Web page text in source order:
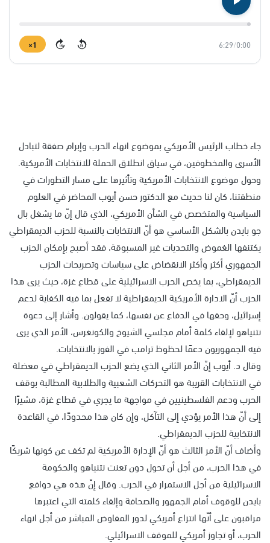
0:00
/
6:29
15
15
1×
جاء خطاب الرئيس الأمريكي بموضوع انهاء الحرب وإبرام صفقة لتبادل
الأسرى والمخطوفين، في سياق انطلاق الحملة للانتخابات الأمريكية.
وحول موضوع الانتخابات الأمريكية وتأثيرها على مسار التطورات في
منطقتنا، كان لنا حديث مع الدكتور حسن أيوب المحاضر في العلوم
السياسية والمتخصص في الشأن الأمريكي، الذي قال إنّ ما يشغل بال
جو بايدن بالشكل الأساسي هو أنّ الانتخابات بالنسبة للحزب الديمقراطي
يكتنفها الغموض والتحديات غير المسبوقة، فقد أصبح بإمكان الحزب
الجمهوري أكثر وأكثر الانقضاض على سياسات وتصريحات الحزب
الديمقراطي، بما يخص الحرب الاسرائيلية على قطاع غزة، حيث يرى هذا
الحزب أنّ الادارة الأمريكية الديمقراطية لا تفعل بما فيه الكفاية لدعم
إسرائيل، وحقها في الدفاع عن نفسها، كما يقولون. وأشار إلى دعوة
نتنياهو لإلقاء كلمة أمام مجلسي الشيوخ والكونغرس، الأمر الذي يرى
فيه الجمهوريون دعمًا لحظوظ ترامب في الفوز بالانتخابات.
وقال د. أيوب إنّ الأمر الثاني الذي يضع الحزب الديمقراطي في معضلة
في الانتخابات القريبة هو التحركات الشعبية والطلابية المطالبة بوقف
الحرب ودعم الفلسطينيين في مواجهة ما يجري في قطاع غزة، مشيرًا
إلى أنّ هذا الأمر يؤدي إلى التآكل، وإن كان هذا محدودًا، في القاعدة
الانتخابية للحزب الديمقراطي.
وأضاف أنّ الأمر الثالث هو أنّ الإدارة الأمريكية لم تكف عن كونها شريكًا
في هذا الحرب، من أجل أن تحول دون تعنت نتنياهو والحكومة
الاسرائيلية من أجل الاستمرار في الحرب. وقال إنّ هذه هي دوافع
بايدن للوقوف أمام الجمهور والصحافة وإلقاء كلمته التي اعتبرها
مراقبون على أنّها انتزاع أمريكي لدور المفاوض المباشر من أجل انهاء
الحرب، أو تجاوز أمريكي للموقف الاسرائيلي.